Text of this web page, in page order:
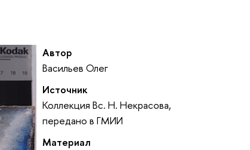
Автор
Васильев Олег
Источник
Коллекция Вс. Н. Некрасова,
передано в ГМИИ
Материал